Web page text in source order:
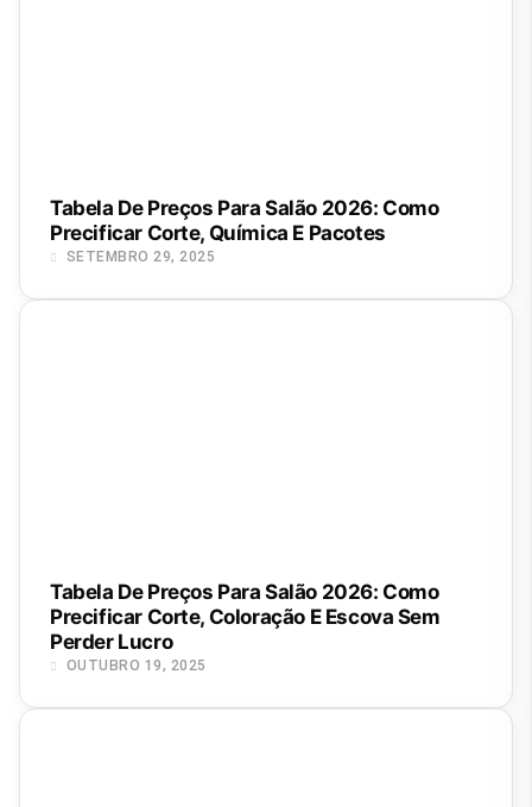
Tabela De Preços Para Salão 2026: Como
Precificar Corte, Química E Pacotes
SETEMBRO 29, 2025
Tabela De Preços Para Salão 2026: Como
Precificar Corte, Coloração E Escova Sem
Perder Lucro
OUTUBRO 19, 2025